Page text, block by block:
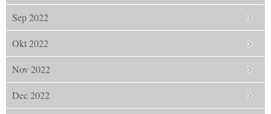
Sep 2022
Okt 2022
Nov 2022
Dec 2022